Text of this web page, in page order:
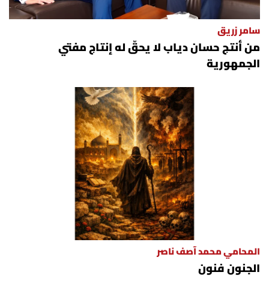
سامر زريق
من أنتج حسان دياب لا يحقّ له إنتاج مفتي
الجمهورية
المحامي محمد آصف ناصر
الجنون فنون